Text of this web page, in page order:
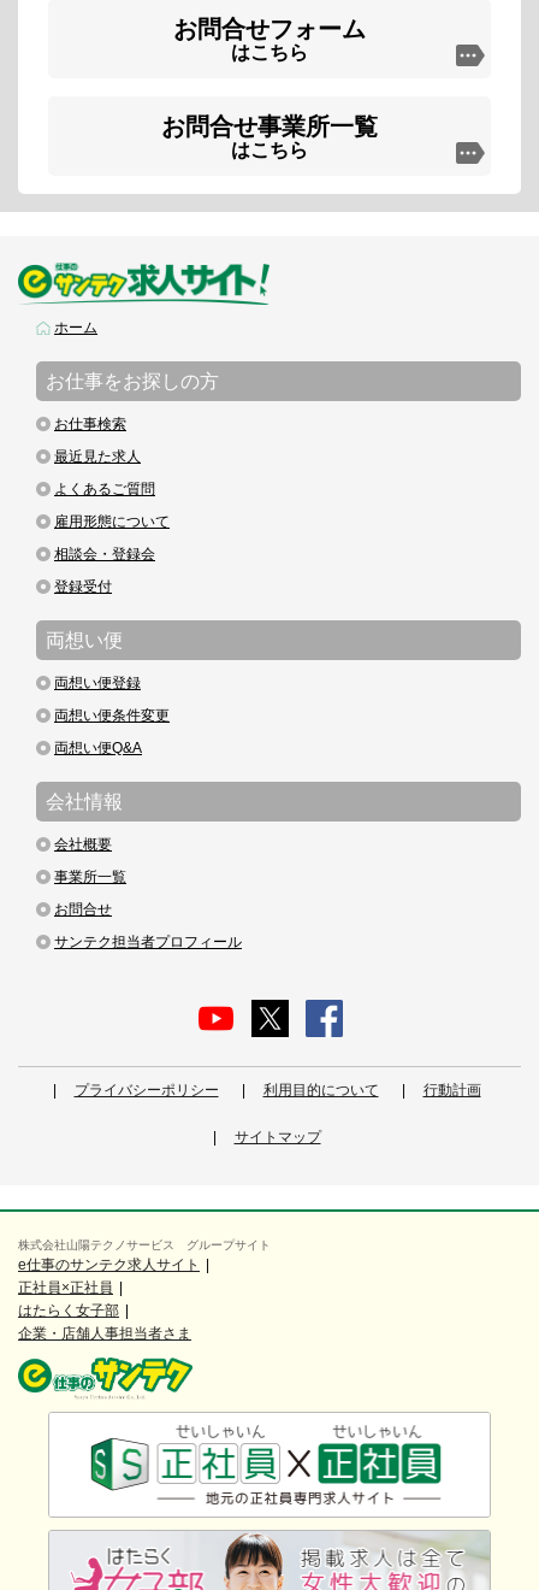
お問合せフォーム
はこちら
お問合せ事業所一覧
はこちら
ホーム
お仕事をお探しの方
お仕事検索
最近見た求人
よくあるご質問
雇用形態について
相談会・登録会
登録受付
両想い便
両想い便登録
両想い便条件変更
両想い便Q&A
会社情報
会社概要
事業所一覧
お問合せ
サンテク担当者プロフィール
プライバシーポリシー 利用目的について 行動計画
サイトマップ
株式会社山陽テクノサービス グループサイト
e仕事のサンテク求人サイト
正社員×正社員
はたらく女子部
企業・店舗人事担当者さま